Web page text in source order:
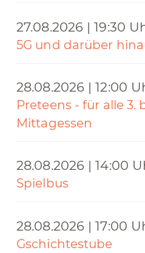
27.08.2026 | 19:30
5G und darüber
28.08.2026 | 12:00
Preteens - für alle 3.
Mittagessen
28.08.2026 | 14:00
Spielbus
28.08.2026 | 17:00
Gschichtestube